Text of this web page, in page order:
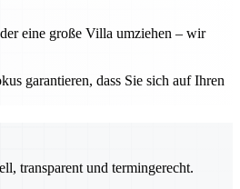
eine große Villa umziehen – wir
garantieren, dass Sie sich auf Ihren
transparent und termingerecht.